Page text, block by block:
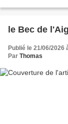
le Bec de
Publié le 21/06/2026
Par Thomas